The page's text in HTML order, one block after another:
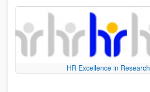
HR Excellence in Research